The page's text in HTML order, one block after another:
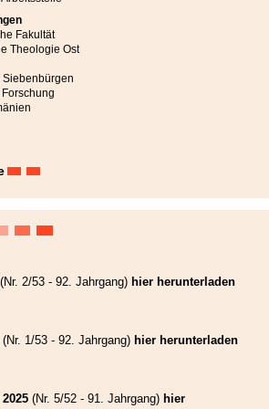
feierlichen Gottesdienstes zur Fertigstellung
renoviert und danach feierlich wieder
Fakultät
Theologie Ost
Siebenbürgen
(Nr. 2/53 - 92. Jahrgang)hier herunterladen
(Nr. 1/53 - 92. Jahrgang)hier herunterladen
(Nr. 5/52 - 91. Jahrgang)hier